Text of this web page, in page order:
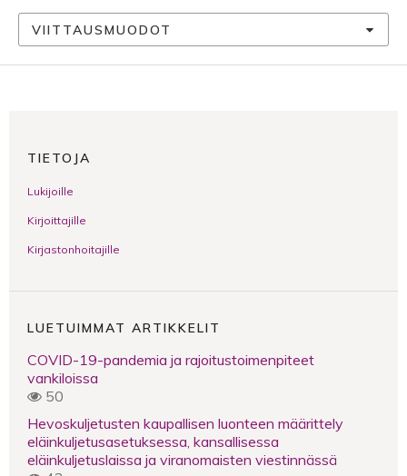
VIITTAUSMUODOT
TIETOJA
Lukijoille
Kirjoittajille
Kirjastonhoitajille
LUETUIMMAT ARTIKKELIT
COVID-19-pandemia ja rajoitustoimenpiteet
vankiloissa
50
Hevoskuljetusten kaupallisen luonteen määrittely
eläinkuljetusasetuksessa, kansallisessa
eläinkuljetuslaissa ja viranomaisten viestinnässä